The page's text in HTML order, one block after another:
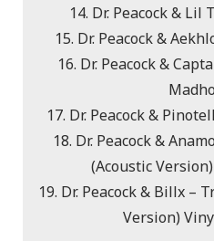
14. Dr. Peacock & Lil
15. Dr. Peacock &
16. Dr. Peacock &
17. Dr. Peacock &
18. Dr. Peacock &
(Acoustic
19. Dr. Peacock & Billx –
Version)